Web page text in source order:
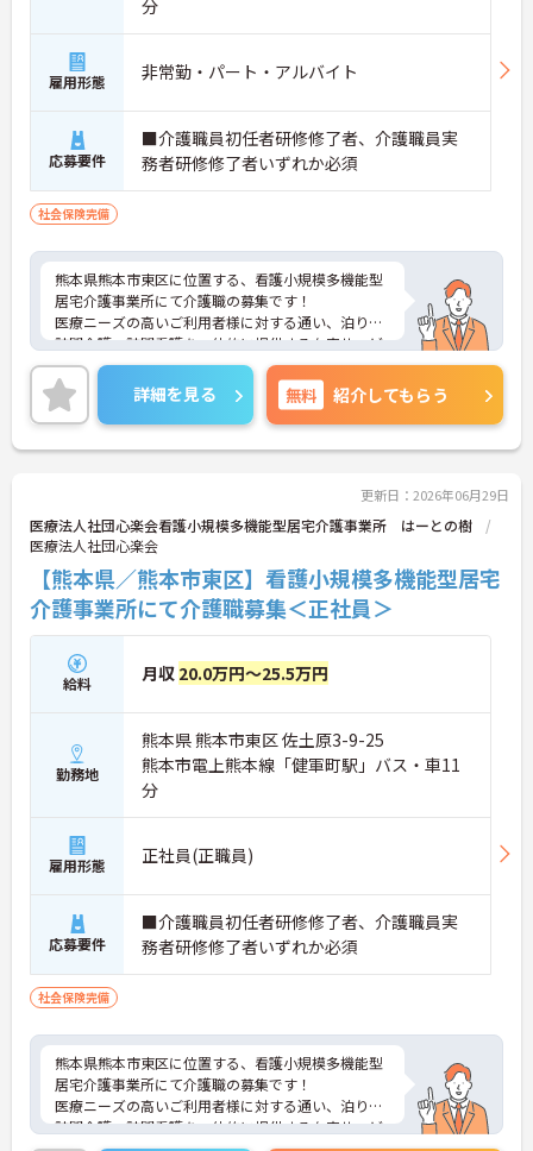
分
雇用形態 非常勤・パート・アルバイト
応募要件
■介護職員初任者研修修了者、介護職員実
務者研修修了者いずれか必須
社会保険完備
熊本県熊本市東区に位置する、看護小規模多機能型
居宅介護事業所にて介護職の募集です！
医療ニーズの高いご利用者様に対する通い、泊り、
訪問介護、訪問看護を一体的に提供する在宅サービ
スです♪
ご興味のある方には、面接対策ポイントなど、さら
に詳細をお話しいたしますのでお気軽にご相談くだ
さい！
詳細を見る 無料 紹介してもらう
更新日：2026年06月29日
医療法人社団心楽会看護小規模多機能型居宅介護事業所 はーとの樹
医療法人社団心楽会
【熊本県／熊本市東区】看護小規模多機能型居宅
介護事業所にて介護職募集＜正社員＞
給料 月収 20.0万円～25.5万円
勤務地
熊本県 熊本市東区 佐土原3-9-25
熊本市電上熊本線「健軍町駅」バス・車11
分
雇用形態 正社員(正職員)
応募要件
■介護職員初任者研修修了者、介護職員実
務者研修修了者いずれか必須
社会保険完備
熊本県熊本市東区に位置する、看護小規模多機能型
居宅介護事業所にて介護職の募集です！
医療ニーズの高いご利用者様に対する通い、泊り、
訪問介護、訪問看護を一体的に提供する在宅サービ